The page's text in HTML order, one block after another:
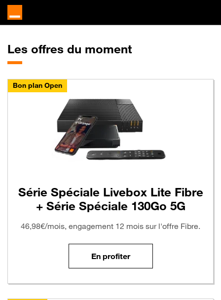
Les offres du moment
Bon plan Open
Série Spéciale Livebox Lite Fibre
+ Série Spéciale 130Go 5G
46,98€/mois, engagement 12 mois sur l'offre Fibre.
En profiter